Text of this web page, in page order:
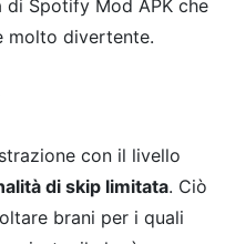
Spotify Mod APK che
molto divertente.
con il livello
di skip limitata. Ciò
brani per i quali